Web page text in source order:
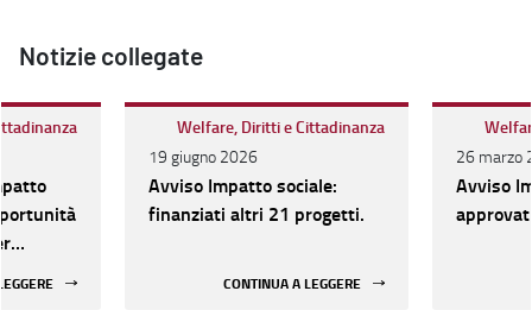
Notizie collegate
Welfare, Diritti e Cittadinanza
19 giugno 2026
Avviso Impatto sociale:
finanziati altri 21 progetti.
CONTINUA A LEGGERE
26 marzo
Avviso